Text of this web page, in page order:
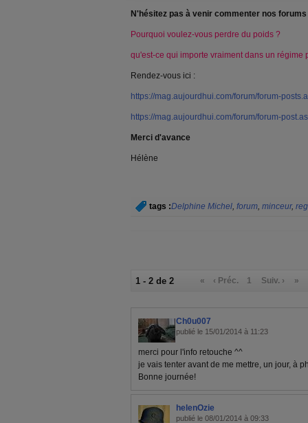
N'hésitez pas à venir commenter nos
Pourquoi voulez-vous perdre du poids ?
qu'est-ce qui importe vraiment dans un régime
Rendez-vous ici :
https://mag.aujourdhui.com/forum/forum-
https://mag.aujourdhui.com/forum/forum-
Merci d'avance
Hélène
tags :Delphine Michel, forum, minceur,
1 - 2 de 2 « ‹ Préc. 1 Suiv. › »
Ch0u007
publié le 15/01/2014 à 11:23
merci pour l'info retouche ^^
je vais tenter avant de me mettre, un jour, à
Bonne journée!
helenOzie
publié le 08/01/2014 à 09:33